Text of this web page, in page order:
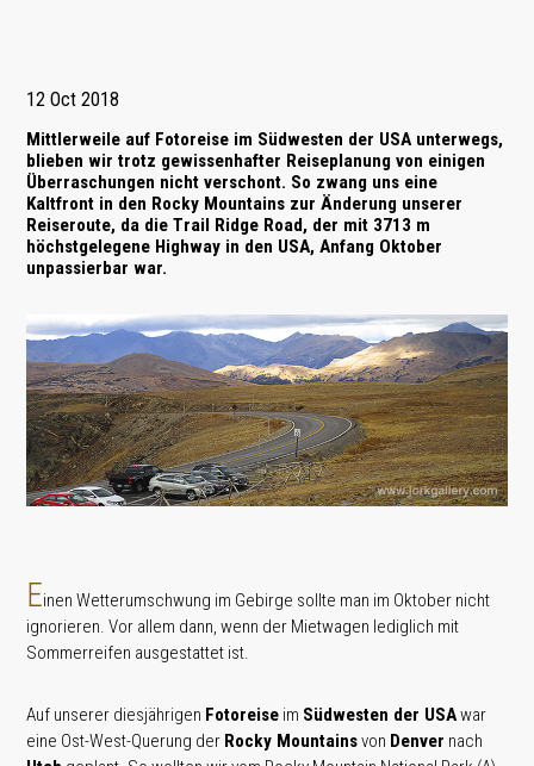
12 Oct 2018
Mittlerweile auf Fotoreise im Südwesten der USA unterwegs,
blieben wir trotz gewissenhafter Reiseplanung von einigen
Überraschungen nicht verschont. So zwang uns eine
Kaltfront in den Rocky Mountains zur Änderung unserer
Reiseroute, da die Trail Ridge Road, der mit 3713 m
höchstgelegene Highway in den USA, Anfang Oktober
unpassierbar war.
Einen Wetterumschwung im Gebirge sollte man im Oktober nicht
ignorieren. Vor allem dann, wenn der Mietwagen lediglich mit
Sommerreifen ausgestattet ist.
Auf unserer diesjährigen Fotoreise im Südwesten der USAwar
eine Ost-West-Querung der Rocky Mountainsvon Denver nach